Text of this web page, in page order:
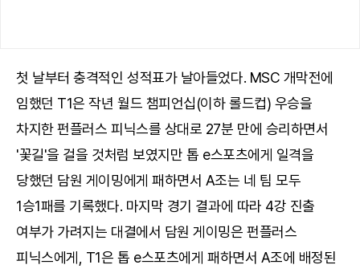
첫 날부터 충격적인 성적표가 날아들었다. MSC 개막전에
임했던 T1은 작년 월드 챔피언십(이하 롤드컵) 우승을
차지한 펀플러스 피닉스를 상대로 27분 만에 승리하면서
'꽃길'을 걸을 것처럼 보였지만 톱 e스포츠에게 일격을
당했던 담원 게이밍에게 패하면서 A조는 네 팀 모두
1승1패를 기록했다. 마지막 경기 결과에 따라 4강 진출
여부가 가려지는 대결에서 담원 게이밍은 펀플러스
피닉스에게, T1은 톱 e스포츠에게 패하면서 A조에 배정된